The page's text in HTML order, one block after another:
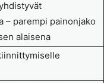
– parempi painonjako
alaisena